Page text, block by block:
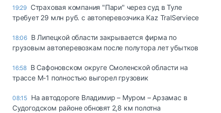
19:29 Страховая компания "Пари" через суд в Туле
требует 29 млн руб. с автоперевозчика Kaz TralServiece
18:06 В Липецкой области закрывается фирма по
грузовым автоперевозкам после полутора лет убытков
16:58 В Сафоновском округе Смоленской области на
трассе М-1 полностью выгорел грузовик
08:15 На автодороге Владимир – Муром – Арзамас в
Судогодском районе обновят 2,8 км полотна